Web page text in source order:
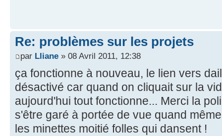
Re: problèmes sur les projets
par Lliane » 08 Avril 2011, 12:38
ça fonctionne à nouveau, le lien vers
désactivé car quand on cliquait sur la
aujourd'hui tout fonctionne... Merci la
s'être garé à portée de vue quand
les minettes moitié folles qui dansent !